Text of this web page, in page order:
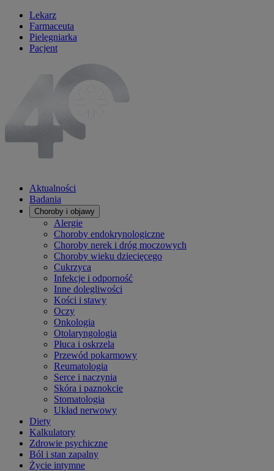
Lekarz
Farmaceuta
Pielęgniarka
Pacjent
Aktualności
Badania
Choroby i objawy
Alergie
Choroby endokrynologiczne
Choroby nerek i dróg moczowych
Choroby wieku dziecięcego
Cukrzyca
Infekcje i odporność
Inne dolegliwości
Kości i stawy
Oczy
Onkologia
Otolaryngologia
Płuca i oskrzela
Przewód pokarmowy
Reumatologia
Serce i naczynia
Skóra i paznokcie
Stomatologia
Układ nerwowy
Diety
Kalkulatory
Zdrowie psychiczne
Ból i stan zapalny
Życie intymne